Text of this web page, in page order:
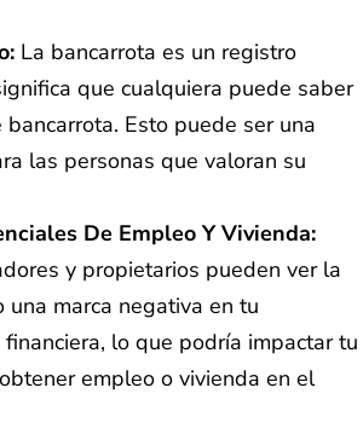
La bancarrota es un registro
que cualquiera puede saber
Esto puede ser una
las personas que valoran su
De Empleo Y Vivienda:
y propietarios pueden ver la
una marca negativa en tu
lo que podría impactar tu
empleo o vivienda en el